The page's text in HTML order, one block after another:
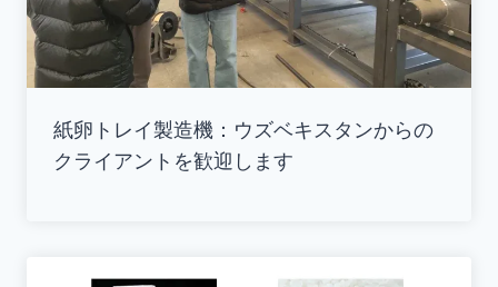
紙卵トレイ製造機：ウズベキスタンからの
クライアントを歓迎します